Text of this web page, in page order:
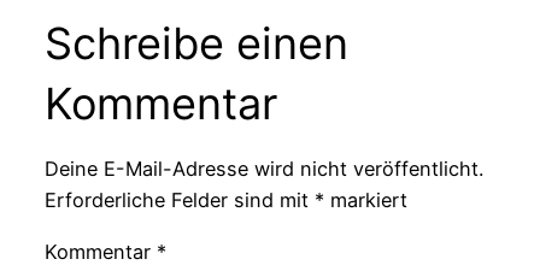
Schreibe einen
Kommentar
Deine E-Mail-Adresse wird nicht veröffentlicht.
Erforderliche Felder sind mit * markiert
Kommentar *